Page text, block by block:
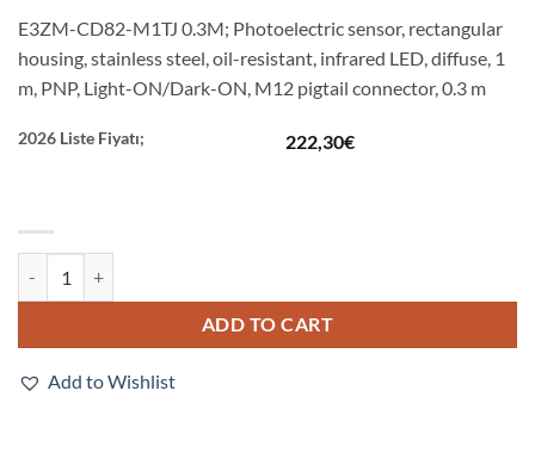
E3ZM-CD82-M1TJ 0.3M; Photoelectric sensor, rectangular
housing, stainless steel, oil-resistant, infrared LED, diffuse, 1
m, PNP, Light-ON/Dark-ON, M12 pigtail connector, 0.3 m
2026 Liste Fiyatı; 222,30€
ADD TO CART
Add to Wishlist